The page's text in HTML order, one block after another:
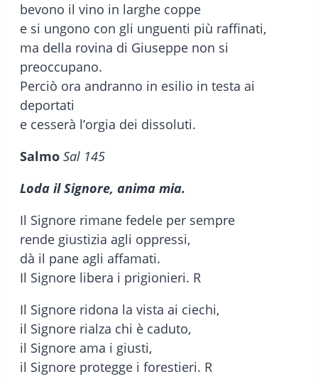
bevono il vino in larghe coppe
e si ungono con gli unguenti più raffinati,
ma della rovina di Giuseppe non si
preoccupano.
Perciò ora andranno in esilio in testa ai
deportati
e cesserà l’orgia dei dissoluti.
Salmo Sal 145
Loda il Signore, anima mia.
Il Signore rimane fedele per sempre
rende giustizia agli oppressi,
dà il pane agli affamati.
Il Signore libera i prigionieri. R
Il Signore ridona la vista ai ciechi,
il Signore rialza chi è caduto,
il Signore ama i giusti,
il Signore protegge i forestieri. R